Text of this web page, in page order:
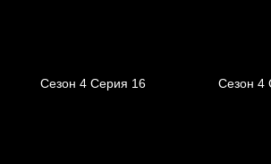
Сезон 4 Серия 16 Сезон 4